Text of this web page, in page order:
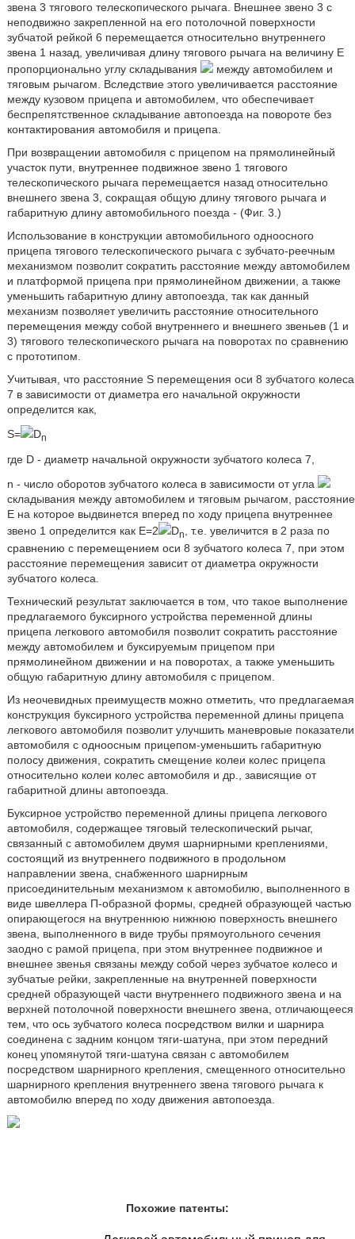
звена 3 тягового телескопического рычага. Внешнее звено 3 с
неподвижно закрепленной на его потолочной поверхности
зубчатой рейкой 6 перемещается относительно внутреннего
звена 1 назад, увеличивая длину тягового рычага на величину E
пропорционально углу складывания
между автомобилем и
тяговым рычагом. Вследствие этого увеличивается расстояние
между кузовом прицепа и автомобилем, что обеспечивает
беспрепятственное складывание автопоезда на повороте без
контактирования автомобиля и прицепа.
При возвращении автомобиля с прицепом на прямолинейный
участок пути, внутреннее подвижное звено 1 тягового
телескопического рычага перемещается назад относительно
внешнего звена 3, сокращая общую длину тягового рычага и
габаритную длину автомобильного поезда - (Фиг. 3.)
Использование в конструкции автомобильного одноосного
прицепа тягового телескопического рычага с зубчато-реечным
механизмом позволит сократить расстояние между автомобилем
и платформой прицепа при прямолинейном движении, а также
уменьшить габаритную длину автопоезда, так как данный
механизм позволяет увеличить расстояние относительного
перемещения между собой внутреннего и внешнего звеньев (1 и
3) тягового телескопического рычага на поворотах по сравнению
с прототипом.
Учитывая, что расстояние S перемещения оси 8 зубчатого колеса
7 в зависимости от диаметра его начальной окружности
определится как,
S=
Dn
где D - диаметр начальной окружности зубчатого колеса 7,
n - число оборотов зубчатого колеса в зависимости от угла
складывания между автомобилем и тяговым рычагом, расстояние
E на которое выдвинется вперед по ходу прицепа внутреннее
звено 1 определится как E=2
Dn
, т.е. увеличится в 2 раза по
сравнению с перемещением оси 8 зубчатого колеса 7, при этом
расстояние перемещения зависит от диаметра окружности
зубчатого колеса.
Технический результат заключается в том, что такое выполнение
предлагаемого буксирного устройства переменной длины
прицепа легкового автомобиля позволит сократить расстояние
между автомобилем и буксируемым прицепом при
прямолинейном движении и на поворотах, а также уменьшить
общую габаритную длину автомобиля с прицепом.
Из неочевидных преимуществ можно отметить, что предлагаемая
конструкция буксирного устройства переменной длины прицепа
легкового автомобиля позволит улучшить маневровые показатели
автомобиля с одноосным прицепом-уменьшить габаритную
полосу движения, сократить смещение колеи колес прицепа
относительно колеи колес автомобиля и др., зависящие от
габаритной длины автопоезда.
Буксирное устройство переменной длины прицепа легкового
автомобиля, содержащее тяговый телескопический рычаг,
связанный с автомобилем двумя шарнирными креплениями,
состоящий из внутреннего подвижного в продольном
направлении звена, снабженного шарнирным
присоединительным механизмом к автомобилю, выполненного в
виде швеллера П-образной формы, средней образующей частью
опирающегося на внутреннюю нижнюю поверхность внешнего
звена, выполненного в виде трубы прямоугольного сечения
заодно с рамой прицепа, при этом внутреннее подвижное и
внешнее звенья связаны между собой через зубчатое колесо и
зубчатые рейки, закрепленные на внутренней поверхности
средней образующей части внутреннего подвижного звена и на
верхней потолочной поверхности внешнего звена, отличающееся
тем, что ось зубчатого колеса посредством вилки и шарнира
соединена с задним концом тяги-шатуна, при этом передний
конец упомянутой тяги-шатуна связан с автомобилем
посредством шарнирного крепления, смещенного относительно
шарнирного крепления внутреннего звена тягового рычага к
автомобилю вперед по ходу движения автопоезда.
Похожие патенты: